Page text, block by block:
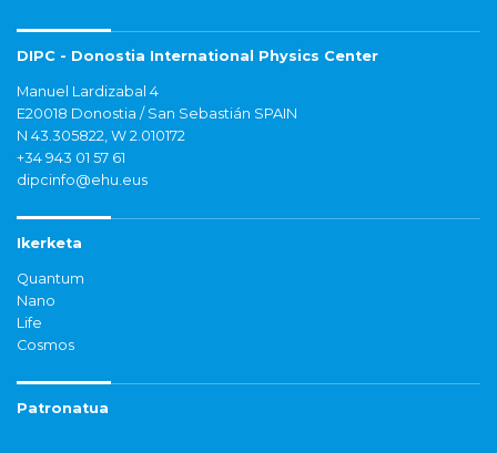
DIPC - Donostia International Physics Center
Manuel Lardizabal 4
E20018 Donostia / San Sebastián SPAIN
N 43.305822, W 2.010172
+34 943 01 57 61
dipcinfo@ehu.eus
Ikerketa
Quantum
Nano
Life
Cosmos
Patronatua